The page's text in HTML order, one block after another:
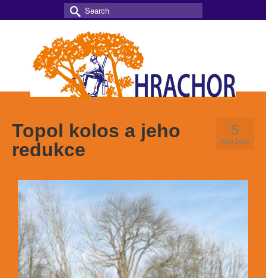
Search
for:
5
PRO 2016
Topol kolos a jeho
redukce